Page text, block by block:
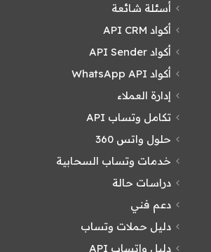
أسئلة شائعة
أكواد API CRM
أكواد API Sender
أكواد WhatsApp API
إدارة العملاء
تكامل وتساب API
حلول واتس 360
خدمات وتساب السحابية
دراسات حالة
دعم فني
دليل حملات وتساب
دليل واتساب API